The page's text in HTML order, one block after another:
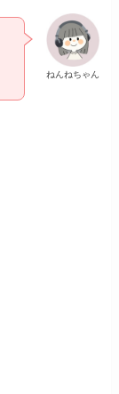
ねんねちゃん